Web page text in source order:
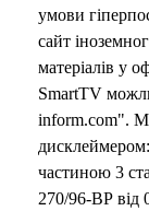
умови
сайт
матеріалів у
SmartTV
inform.com".
частиною 3
270/96-ВР від